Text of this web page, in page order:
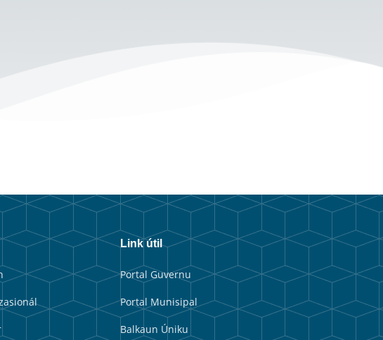
Link útil
Portal Guvernu
Portal Munisipal
Balkaun Úniku